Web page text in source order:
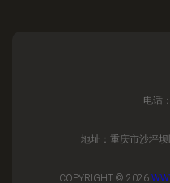
电话
地址：重庆市沙坪
COPYRIGHT © 2026